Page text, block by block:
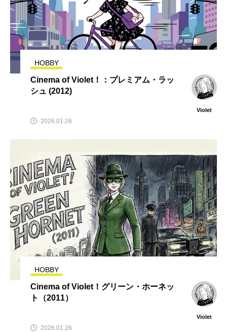
HOBBY
Cinema of Violet！：プレミアム・ラッ
シュ (2012)
Violet
2026.01.26
HOBBY
Cinema of Violet！グリーン・ホーネッ
ト（2011）
Violet
2026.01.26